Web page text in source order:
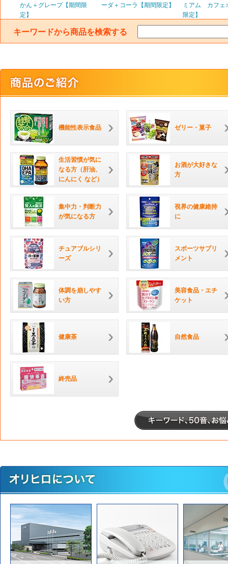
かん＋グレープ【期間限
定】
ーダ＋コーラ【期間限定】
ミアム カフェ
限定】
キーワードから商品を検索する
機能性表示食品 ゼリー・菓子
生活習慣が気に
なる方（肝油、
にんにく など）
お酒が大好きな
方
集中力・判断力
が気になる方
視界の健康維持
に
チュアブルシリ
ーズ
スポーツサプリ
メント
体調を崩しやす
い方
美容食品・エチ
ケット
健康茶 自然食品
終売品